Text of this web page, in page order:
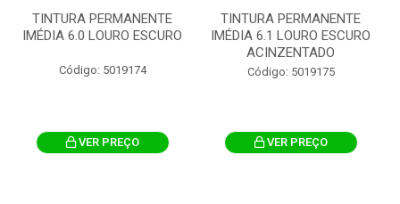
TINTURA PERMANENTE
IMÉDIA 6.0 LOURO ESCURO
Código: 5019174
VER PREÇO
TINTURA PERMANENTE
IMÉDIA 6.1 LOURO ESCURO
ACINZENTADO
Código: 5019175
VER PREÇO